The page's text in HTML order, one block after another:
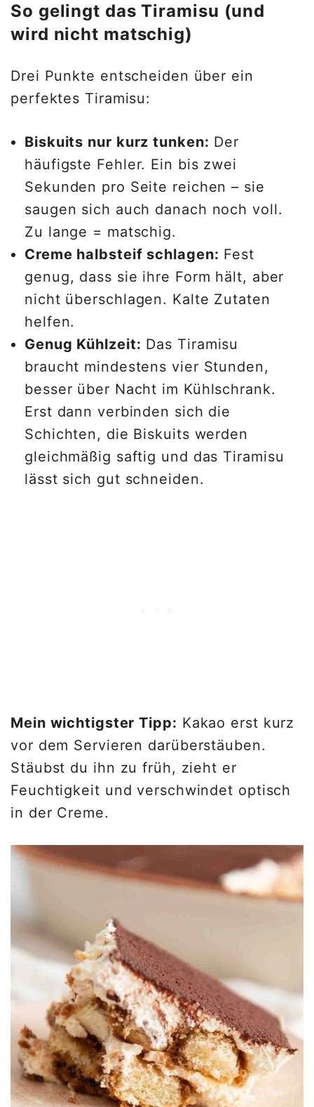
So gelingt das Tiramisu (und
wird nicht matschig)
Drei Punkte entscheiden über ein
perfektes Tiramisu:
Biskuits nur kurz tunken: Der
häufigste Fehler. Ein bis zwei
Sekunden pro Seite reichen – sie
saugen sich auch danach noch voll.
Zu lange = matschig.
Creme halbsteif schlagen: Fest
genug, dass sie ihre Form hält, aber
nicht überschlagen. Kalte Zutaten
helfen.
Genug Kühlzeit: Das Tiramisu
braucht mindestens vier Stunden,
besser über Nacht im Kühlschrank.
Erst dann verbinden sich die
Schichten, die Biskuits werden
gleichmäßig saftig und das Tiramisu
lässt sich gut schneiden.
Mein wichtigster Tipp: Kakao erst kurz
vor dem Servieren darüberstäuben.
Stäubst du ihn zu früh, zieht er
Feuchtigkeit und verschwindet optisch
in der Creme.